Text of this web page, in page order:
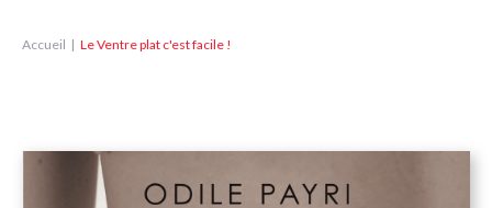
Accueil Le Ventre plat c'est facile !